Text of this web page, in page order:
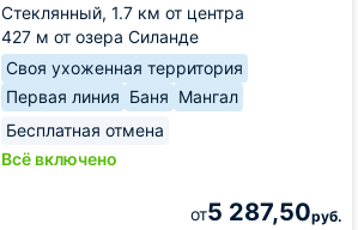
Стеклянный, 1.7 км от центра
427 м от озера Силанде
Своя ухоженная территория
Первая линия Баня Мангал
Бесплатная отмена
Всё включено
от5 287,50руб.